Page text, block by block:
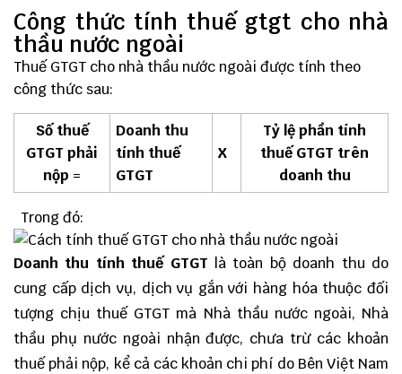
Công thức tính thuế gtgt cho nhà
thầu nước ngoài
Thuế GTGT cho nhà thầu nước ngoài được tính theo
công thức sau:
Số thuế
GTGT phải
nộp =
Doanh thu
tính thuế
GTGT
X
Tỷ lệ phần tính
thuế GTGT trên
doanh thu
Trong đó:
Doanh thu tính thuế GTGT là toàn bộ doanh thu do
cung cấp dịch vụ, dịch vụ gắn với hàng hóa thuộc đối
tượng chịu thuế GTGT mà Nhà thầu nước ngoài, Nhà
thầu phụ nước ngoài nhận được, chưa trừ các khoản
thuế phải nộp, kể cả các khoản chi phí do Bên Việt Nam